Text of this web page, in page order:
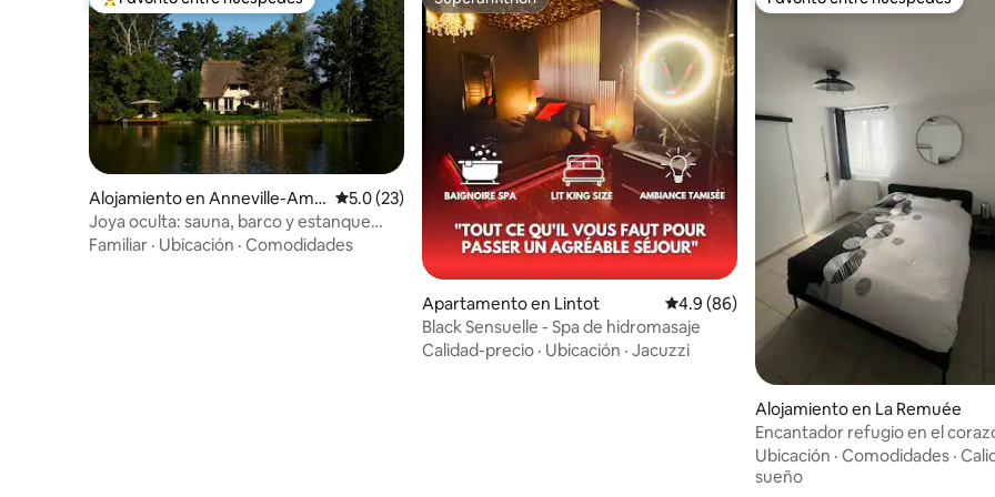
Favorito entre huéspedes preferido
Alojamiento en Anneville-Amb
ourville
Calificación promedio: 5.0 de 5, 23 reseñas
5.0 (23)
Joya oculta: sauna, barco y estanque
privado
Familiar · Ubicación · Comodidades
Superanfitrión
Apartamento en Lintot Calificación promedio: 4.9 de 5, 86 reseñas
4.9 (86)
Black Sensuelle - Spa de hidromasaje
Calidad-precio · Ubicación · Jacuzzi
Favorito entre huéspedes
Alojamiento en La Remuée
Encantador refugio en el
Remuée
Ubicación · Comodidades ·
sueño